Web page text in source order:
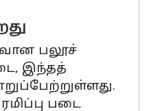
பலூச்
இந்தத்
படை